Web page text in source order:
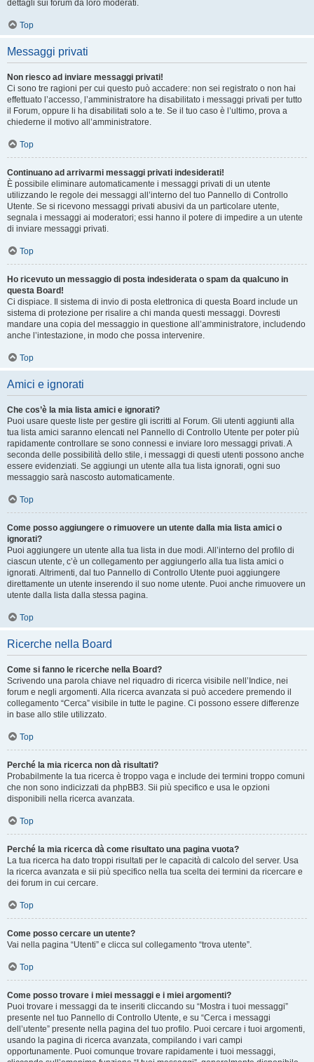
dettagli sui forum da loro moderati.
Top
Messaggi privati
Non riesco ad inviare messaggi privati!
Ci sono tre ragioni per cui questo può accadere: non sei registrato o non hai
effettuato l’accesso, l’amministratore ha disabilitato i messaggi privati per tutto
il Forum, oppure li ha disabilitati solo a te. Se il tuo caso è l’ultimo, prova a
chiederne il motivo all’amministratore.
Top
Continuano ad arrivarmi messaggi privati indesiderati!
È possibile eliminare automaticamente i messaggi privati ​​di un utente
utilizzando le regole dei messaggi all’interno del tuo Pannello di Controllo
Utente. Se si ricevono messaggi privati ​​abusivi da un particolare utente,
segnala i messaggi ai moderatori; essi hanno il potere di impedire a un utente
di inviare messaggi privati​​.
Top
Ho ricevuto un messaggio di posta indesiderata o spam da qualcuno in
questa Board!
Ci dispiace. Il sistema di invio di posta elettronica di questa Board include un
sistema di protezione per risalire a chi manda questi messaggi. Dovresti
mandare una copia del messaggio in questione all’amministratore, includendo
anche l’intestazione, in modo che possa intervenire.
Top
Amici e ignorati
Che cos’è la mia lista amici e ignorati?
Puoi usare queste liste per gestire gli iscritti al Forum. Gli utenti aggiunti alla
tua lista amici saranno elencati nel Pannello di Controllo Utente per poter più
rapidamente controllare se sono connessi e inviare loro messaggi privati. A
seconda delle possibilità dello stile, i messaggi di questi utenti possono anche
essere evidenziati. Se aggiungi un utente alla tua lista ignorati, ogni suo
messaggio sarà nascosto automaticamente.
Top
Come posso aggiungere o rimuovere un utente dalla mia lista amici o
ignorati?
Puoi aggiungere un utente alla tua lista in due modi. All’interno del profilo di
ciascun utente, c’è un collegamento per aggiungerlo alla tua lista amici o
ignorati. Altrimenti, dal tuo Pannello di Controllo Utente puoi aggiungere
direttamente un utente inserendo il suo nome utente. Puoi anche rimuovere un
utente dalla lista dalla stessa pagina.
Top
Ricerche nella Board
Come si fanno le ricerche nella Board?
Scrivendo una parola chiave nel riquadro di ricerca visibile nell’Indice, nei
forum e negli argomenti. Alla ricerca avanzata si può accedere premendo il
collegamento “Cerca” visibile in tutte le pagine. Ci possono essere differenze
in base allo stile utilizzato.
Top
Perché la mia ricerca non dà risultati?
Probabilmente la tua ricerca è troppo vaga e include dei termini troppo comuni
che non sono indicizzati da phpBB3. Sii più specifico e usa le opzioni
disponibili nella ricerca avanzata.
Top
Perché la mia ricerca dà come risultato una pagina vuota?
La tua ricerca ha dato troppi risultati per le capacità di calcolo del server. Usa
la ricerca avanzata e sii più specifico nella tua scelta dei termini da ricercare e
dei forum in cui cercare.
Top
Come posso cercare un utente?
Vai nella pagina “Utenti” e clicca sul collegamento “trova utente”.
Top
Come posso trovare i miei messaggi e i miei argomenti?
Puoi trovare i messaggi da te inseriti cliccando su “Mostra i tuoi messaggi”
presente nel tuo Pannello di Controllo Utente, e su “Cerca i messaggi
dell’utente” presente nella pagina del tuo profilo. Puoi cercare i tuoi argomenti,
usando la pagina di ricerca avanzata, compilando i vari campi
opportunamente. Puoi comunque trovare rapidamente i tuoi messaggi,